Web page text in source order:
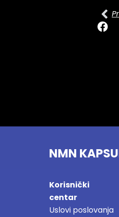
NMN
Korisnički
centar
Uslovi poslovanja